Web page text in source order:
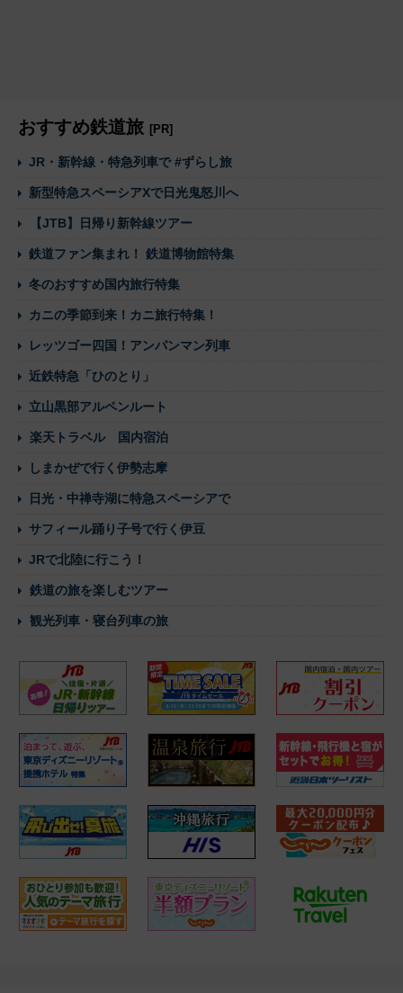
おすすめ鉄道旅 [PR]
JR・新幹線・特急列車で #ずらし旅
新型特急スペーシアXで日光鬼怒川へ
【JTB】日帰り新幹線ツアー
鉄道ファン集まれ！ 鉄道博物館特集
冬のおすすめ国内旅行特集
カニの季節到来！カニ旅行特集！
レッツゴー四国！アンパンマン列車
近鉄特急「ひのとり」
立山黒部アルペンルート
楽天トラベル 国内宿泊
しまかぜで行く伊勢志摩
日光・中禅寺湖に特急スペーシアで
サフィール踊り子号で行く伊豆
JRで北陸に行こう！
鉄道の旅を楽しむツアー
観光列車・寝台列車の旅